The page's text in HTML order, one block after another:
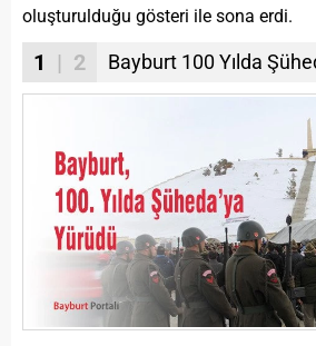
oluşturulduğu gösteri ile sona erdi.
1 | 2 Bayburt 100 Yılda